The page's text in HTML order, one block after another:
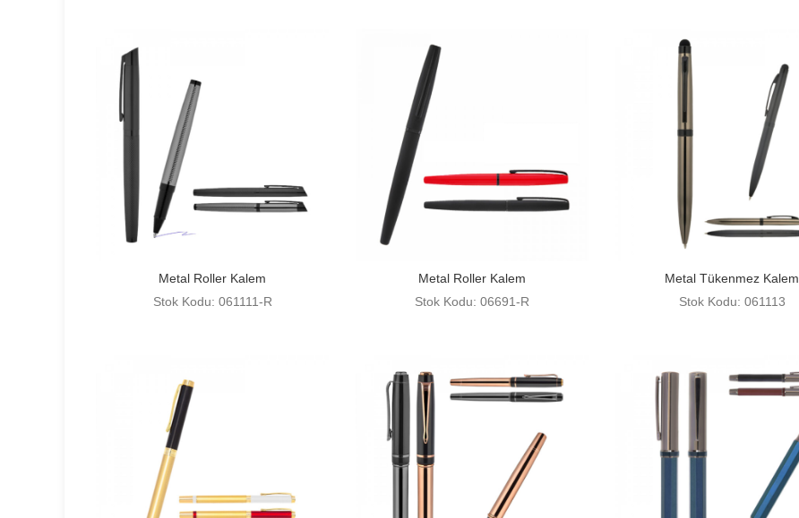
Metal Roller Kalem
Stok Kodu: 061111-R
Metal Roller Kalem
Stok Kodu: 06691-R
Metal Tükenmez Kalem
Stok Kodu: 061113